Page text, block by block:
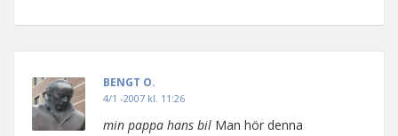
BENGT O.
4/1 -2007 kl. 11:26
min pappa hans bil Man hör denna